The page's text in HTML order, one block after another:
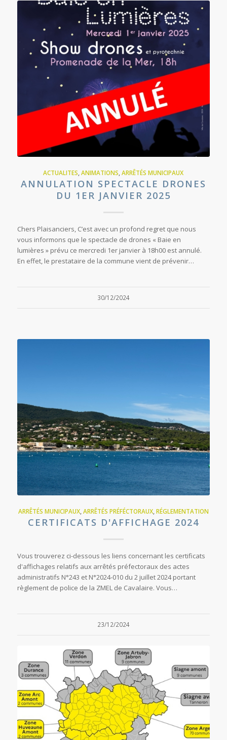
ACTUALITES ,ANIMATIONS ,ARRÊTÉS MUNICIPAUX
ANNULATION SPECTACLE DRONES
DU 1ER JANVIER 2025
Chers Plaisanciers, C’est avec un profond regret que nous
vous informons que le spectacle de drones « Baie en
lumières » prévu ce mercredi 1er janvier à 18h00 est annulé.
En effet, le prestataire de la commune vient de prévenir…
30/12/2024
ARRÊTÉS MUNICIPAUX, ARRÊTÉS PRÉFÉCTORAUX, RÉGLEMENTATION
CERTIFICATS D'AFFICHAGE 2024
Vous trouverez ci-dessous les liens concernant les certificats
d'affichages relatifs aux arrêtés préfectoraux des actes
administratifs N°243 et N°2024-010 du 2 juillet 2024 portant
règlement de police de la ZMEL de Cavalaire. Vous…
23/12/2024